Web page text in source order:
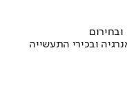
ובכירי התעשייה